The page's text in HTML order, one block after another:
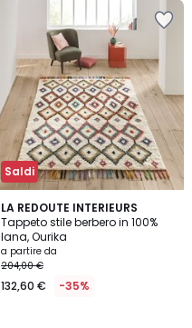
Saldi
LA REDOUTE INTERIEURS
Tappeto stile berbero in 100%
lana, Ourika
a partire da
204,00 €
132,60 € -35%
4,2
/ 5